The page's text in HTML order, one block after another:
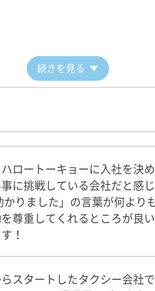
続きを見る
ロートーキョーに入社を決
に挑戦している会社だと感
りました」の言葉が何より
尊重してくれるところが良
！
スタートしたタクシー会社で